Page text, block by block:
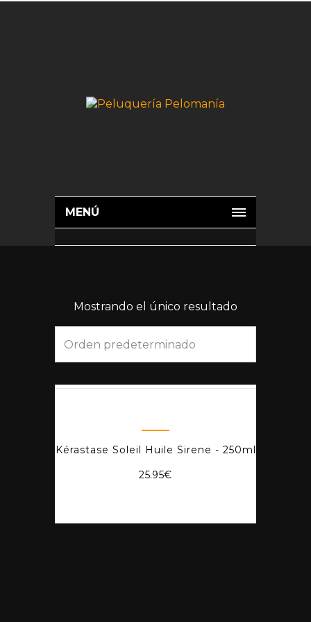
MENÚ
Mostrando el único resultado
Kérastase Soleil Huile Sirene - 250ml
25.95€